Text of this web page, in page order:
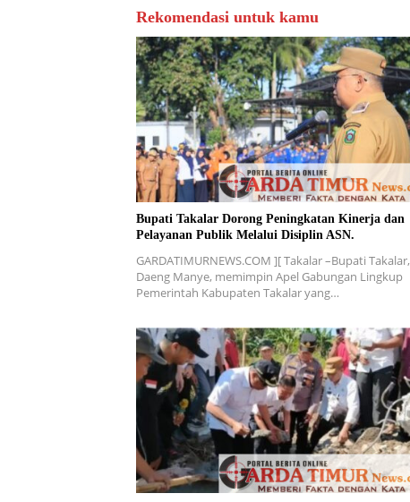
Rekomendasi untuk kamu
Bupati Takalar Dorong Peningkatan Kinerja dan
Pelayanan Publik Melalui Disiplin ASN.
GARDATIMURNEWS.COM ][ Takalar –Bupati Takalar,
Daeng Manye, memimpin Apel Gabungan Lingkup
Pemerintah Kabupaten Takalar yang…